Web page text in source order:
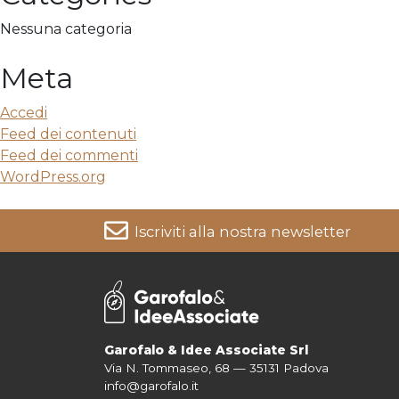
Nessuna categoria
Meta
Accedi
Feed dei contenuti
Feed dei commenti
WordPress.org
Iscriviti alla nostra newsletter
Garofalo & Idee Associate Srl
Via N. Tommaseo, 68 — 35131 Padova
info@garofalo.it